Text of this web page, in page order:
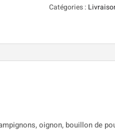
Catégories :
oignon, bouillon de